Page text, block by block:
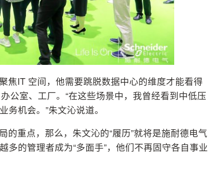
焦IT 空间，他需要跳脱数据中心的维度才能看得
公室、工厂。“在这些场景中，我曾经看到中低压
机会。”朱文沁说道。
重点，那么，朱文沁的“履历”就将是施耐德电气
的管理者成为“多面手”，他们不再固守各自事业